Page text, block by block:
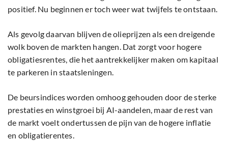
positief. Nu beginnen er toch weer wat twijfels te ontstaan.
Als gevolg daarvan blijven de olieprijzen als een dreigende
wolk boven de markten hangen. Dat zorgt voor hogere
obligatiesrentes, die het aantrekkelijker maken om kapitaal
te parkeren in staatsleningen.
De beursindices worden omhoog gehouden door de sterke
prestaties en winstgroei bij AI-aandelen, maar de rest van
de markt voelt ondertussen de pijn van de hogere inflatie
en obligatierentes.